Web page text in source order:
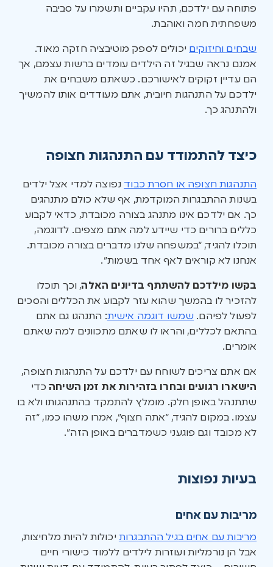
פתוחה עם ילדכם, תהיו עקביים ותשמרו על סביבה
משפחתית חמה ואוהבת.
שבחים וחיזוקים יכולים לספק מוטיבציה חזקה מאוד.
אמנם נראה שבגיל זה הילדים עומדים ברשות עצמם, אך
הם עדיין זקוקים לאישורכם. כשאתם משבחים את
ילדכם על התנהגות חיובית, אתם מעודדים אותו להמשיך
ולהתנהג כך.
כיצד להתמודד עם התנהגות חצופה
התנהגות חצופה או חסרת כבוד נפוצה למדי אצל ילדים
בשנות ההתבגרות המוקדמת, אף שלא כולם מתנהגים
כך. אם ילדכם אינו מתנהג בצורה מכובדת, כדאי לקבוע
כללים ברורים כדי שיידע למה אתם מצפים. לדוגמה,
תוכלו להגיד, “במשפחה שלנו מדברים בצורה מכובדת.
אנחנו לא קוראים לאף אחד בשמות”.
בקשו מילדכם להשתתף בדיונים האלה, וכך תוכלו
להזכיר לו בהמשך שהוא עזר לקבוע את הכללים והסכים
לפעול לפיהם. שמשו דוגמה אישית: התנהגו גם אתם
בהתאם לכללים, והראו לו שאתם מתכוונים למה שאתם
אומרים.
אם אתם צריכים לשוחח עם ילדכם על התנהגות חצופה,
הישארו רגועים ובחרו בזהירות את זמן השיחהכדי
שתתנהל באופן חלק. מומלץ להתמקד בהתנהגותו ולא בו
עצמו. במקום להגיד, “אתה חצוף”, אמרו משהו כמו, “זה
לא מכובד וגם פוגעני כשמדברים באופן הזה”.
בעיות נפוצות
מריבות עם אחים
מריבות עם אחים בגיל ההתבגרות יכולות להיות מלחיצות,
אבל הן נורמליות ועוזרות לילדים ללמוד כישורי חיים